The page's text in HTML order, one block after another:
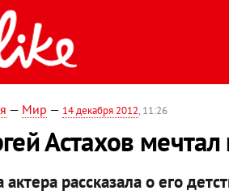
— Мир — 14 декабря 2012, 11:26
Астахов
рассказала о его